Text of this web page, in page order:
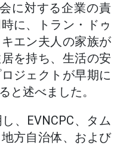
に対する企業の責
に、トラン・ドゥ
エン夫人の家族が
を持ち、生活の安
ジェクトが早期に
と述べました。
、EVNCPC、タム
方自治体、および